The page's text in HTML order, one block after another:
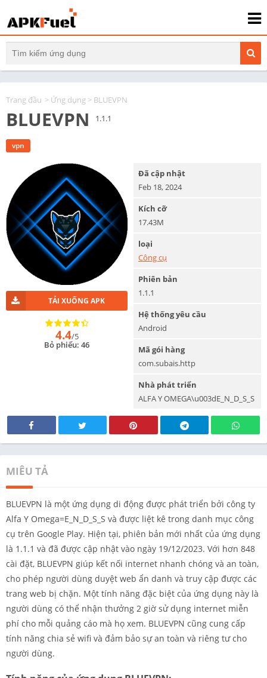
Trang đầu > Ứng dụng > BLUEVPN
BLUEVPN 1.1.1
vpn
TẢI XUỐNG APK
4.4/5
Bỏ phiếu: 46
Đã cập nhật
Feb 18, 2024
Kích cỡ
17.43M
loại
Công cụ
Phiên bản
1.1.1
Hệ thống yêu cầu
Android
Mã gói hàng
com.subais.http
Nhà phát triển
ALFA Y OMEGA\u003dE_N_D_S_S
MIÊU TẢ
BLUEVPN là một ứng dụng di động được phát triển bởi công ty
Alfa Y Omega=E_N_D_S_S và được liệt kê trong danh mục công
cụ trên Google Play. Hiện tại, phiên bản mới nhất của ứng dụng
là 1.1.1 và đã được cập nhật vào ngày 19/12/2023. Với hơn 848
cài đặt, BLUEVPN giúp kết nối internet nhanh chóng và an toàn,
cho phép người dùng duyệt web ẩn danh và truy cập được các
trang web bị chặn. Một tính năng đặc biệt của ứng dụng này là
người dùng có thể nhận thưởng 2 giờ sử dụng internet miễn
phí cho mỗi quảng cáo mà họ xem. BLUEVPN cũng cung cấp
tính năng chia sẻ wifi và đảm bảo sự an toàn và riêng tư cho
người dùng.